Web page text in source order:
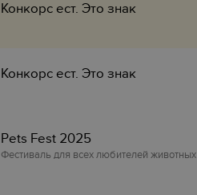
Конкорс ест. Это знак
Конкорс ест. Это знак
‎Pets Fest 2025
Фестиваль для всех любителей животных